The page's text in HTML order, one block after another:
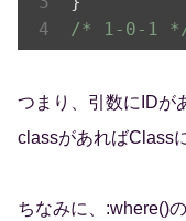
/* 1-0-1
つまり、引数にIDが
classがあればClass
ちなみに、:where()